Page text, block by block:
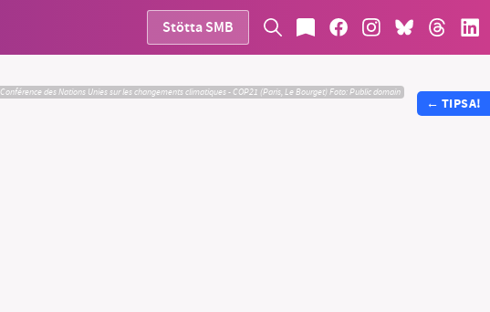
Stötta SMB
Conférence des Nations Unies sur les changements climatiques - COP21 (Paris, Le Bourget) Foto: Public domain
← TIPSA!